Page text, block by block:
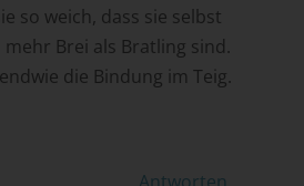
so weich, dass sie selbst
Brei als Bratling sind.
die Bindung im Teig.